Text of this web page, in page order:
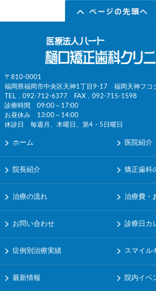
〒810-0001
福岡県福岡市中央区天神1丁目9-17 福岡天神フコ
TEL． 092-712-6377 FAX．092-715-1598
診療時間 09:00～17:00
お昼休み 13:00～14:00
休診日 毎週月、木曜日、第4・5日曜日
ホーム 医院紹介
院長紹介 矯正歯科
治療の流れ 治療費・
お問い合わせ 診療日カ
症例別治療実績 スマイル
最新情報 院内イベ